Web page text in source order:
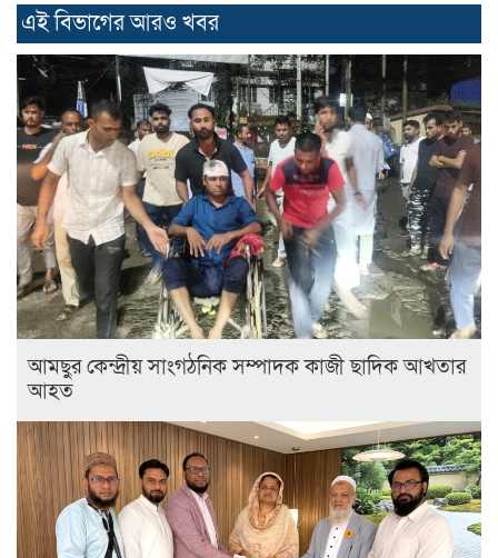
এই বিভাগের আরও খবর
আমছুর কেন্দ্রীয় সাংগঠনিক সম্পাদক কাজী ছাদিক আখতার
আহত